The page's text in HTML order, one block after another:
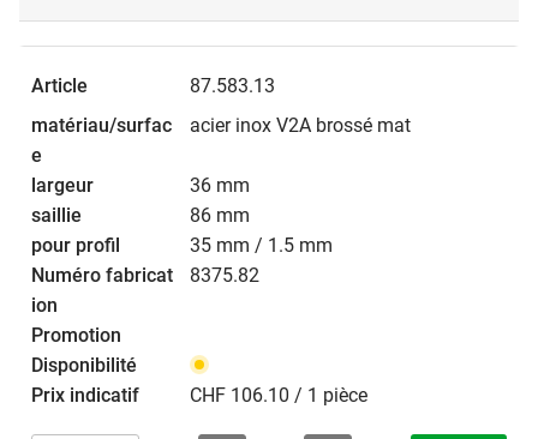
87.583.13
acier inox V2A brossé mat
36 mm
86 mm
35 mm / 1.5 mm
8375.82
CHF 106.10 / 1 pièce